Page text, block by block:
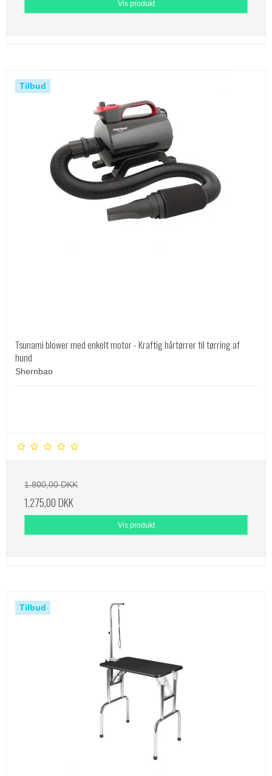
Vis produkt
Tilbud
Tsunami blower med enkelt motor - Kraftig hårtørrer til tørring af
hund
Shernbao
1.800,00 DKK
1.275,00 DKK
Vis produkt
Tilbud